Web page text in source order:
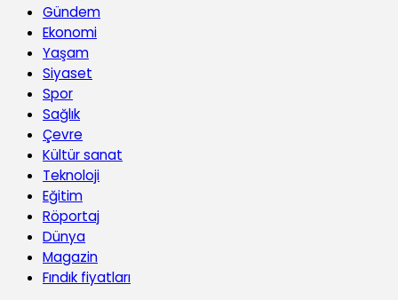
Gündem
Ekonomi
Yaşam
Siyaset
Spor
Sağlık
Çevre
Kültür sanat
Teknoloji
Eğitim
Röportaj
Dünya
Magazin
Fındık fiyatları